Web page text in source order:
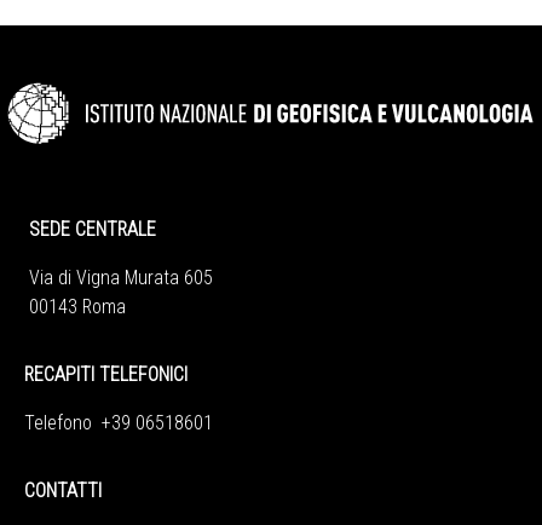
SEDE CENTRALE
Via di Vigna Murata 605
00143 Roma
RECAPITI TELEFONICI
Telefono +39 06518601
CONTATTI